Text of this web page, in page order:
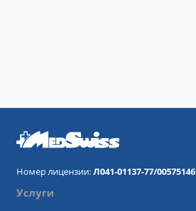
Номер лицензии:Л041-01137-77/00575146
Услуги